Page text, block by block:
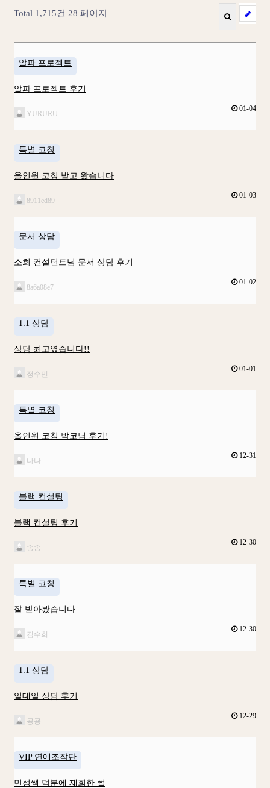
Total 1,715건 28 페이지
알파 프로젝트
알파 프로젝트 후기
YURURU
01-04
특별 코칭
올인원 코칭 받고 왔습니다
8911ed89
01-03
문서 상담
소희 컨설턴트님 문서 상담 후기
8a6a08e7
01-02
1:1 상담
상담 최고였습니다!!
정수민
01-01
특별 코칭
올인원 코칭 박코님 후기!
나나
12-31
블랙 컨설팅
블랙 컨설팅 후기
송송
12-30
특별 코칭
잘 받아봤습니다
김수희
12-30
1:1 상담
일대일 상담 후기
굥굥
12-29
VIP 연애조작단
민성쌤 덕분에 재회한 썰